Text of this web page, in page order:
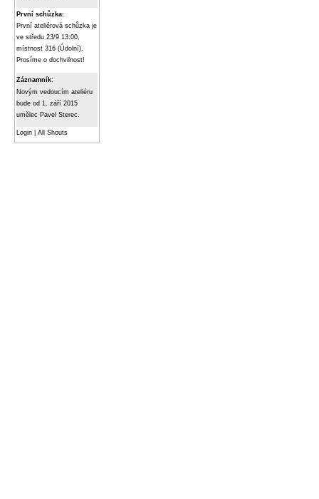
První schůzka:
První ateliérová schůzka je
ve středu 23/9 13:00,
místnost 316 (Údolní).
Prosíme o dochvilnost!
Záznamník:
Novým vedoucím ateliéru
bude od 1. září 2015
umělec Pavel Sterec.
Login All Shouts